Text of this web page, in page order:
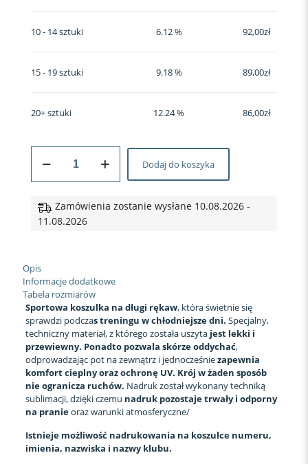
10 - 14 sztuki 6.12 % 92,00zł
15 - 19 sztuki 9.18 % 89,00zł
20+ sztuki 12.24 % 86,00zł
Koszulka
#15
Moro
Dodaj do koszyka
Zamówienia zostanie wysłane 10.08.2026 -
11.08.2026
Opis
Informacje dodatkowe
Tabela rozmiarów
Sportowa koszulka na długi rękaw, która świetnie się
sprawdzi podczas treningu w chłodniejsze dni. Specjalny,
techniczny materiał, z którego została uszyta jest lekki i
przewiewny. Ponadto pozwala skórze oddychać,
odprowadzając pot na zewnątrz i jednocześniezapewnia
komfort cieplny oraz ochronę UV. Krój w żaden sposób
nie ogranicza ruchów. Nadruk został wykonany techniką
sublimacji, dzięki czemu nadruk pozostaje trwały i odporny
na pranieoraz warunki atmosferyczne/
Istnieje możliwość nadrukowania na koszulce numeru,
imienia, nazwiska i nazwy klubu.